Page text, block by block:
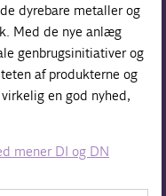
dyrebare metaller og
Med de nye anlæg
genbrugsinitiativer og
af produkterne og
en god nyhed,
mener DI og DN